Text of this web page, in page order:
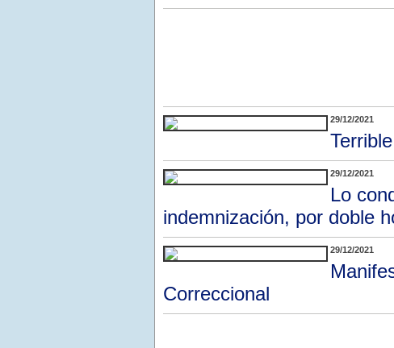
29/12/2021
29/12/2021
Lo
indemnización, por doble
29/12/2021
Correccional